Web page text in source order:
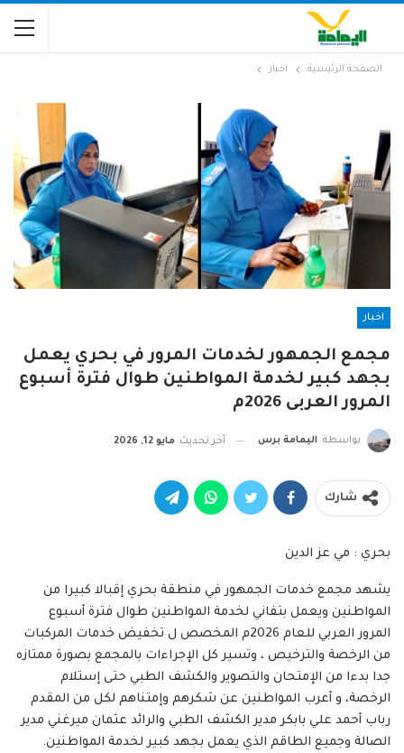
الصفحة الرئيسية اخبار
اخبار
مجمع الجمهور لخدمات المرور في بحري يعمل
بجهد كبير لخدمة المواطنين طوال فترة أسبوع
المرور العربى 2026م
بواسطة اليمامة برس آخر تحديث مايو 12, 2026
شارك
بحري : مي عز الدين
يشهد مجمع خدمات الجمهور في منطقة بحري إقبالا كبيرا من
المواطنين ويعمل بتفاني لخدمة المواطنين طوال فترة أسبوع
المرور العربي للعام 2026م المخصص ل تخفيض خدمات المركبات
من الرخصة والترخيص ، وتسير كل الإجراءات بالمجمع بصورة ممتازه
جدا بدءا من الإمتحان والتصوير والكشف الطبي حتى إستلام
الرخصة، و أعرب المواطنين عن شكرهم وإمتناهم لكل من المقدم
رباب أحمد علي بابكر مدير الكشف الطبي والرائد عثمان ميرغني مدير
الصالة وجميع الطاقم الذي يعمل بجهد كبير لخدمة المواطنين.